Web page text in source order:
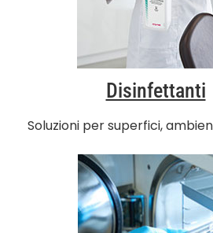
Disinfettanti
Soluzioni per superfici,